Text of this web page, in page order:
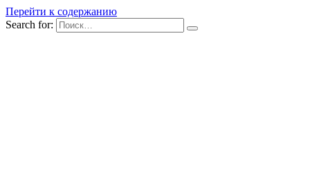
Перейти к содержанию
Search for: